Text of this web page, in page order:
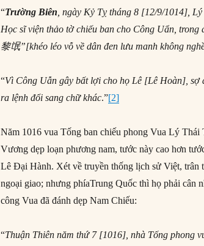
“Trường Biên, ngày Kỷ Tỵ tháng 8 [12/9/1014],
Học sĩ viện thảo tờ chiếu ban cho Công Uẩn, trong
黎氓”[khéo léo vỗ về dân đen lưu manh không
“Vì Công Uẫn gây bất lợi cho họ Lê [Lê Hoàn], sợ
ra lệnh đổi sang chữ khác.”[2]
Năm 1016 vua Tống ban chiếu phong Vua Lý
Vương dẹp loạn phương nam, tước này cao hơn
Lê Đại Hành. Xét về truyền thống lịch sử Việt, trân
ngoại giao; nhưng phíaTrung Quốc thì họ phải cân
công Vua đã đánh dẹp Nam Chiếu:
“Thuận Thiên năm thứ 7 [1016],nhà Tống phong